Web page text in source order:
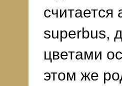
считается
superbus,
цветами
этом же